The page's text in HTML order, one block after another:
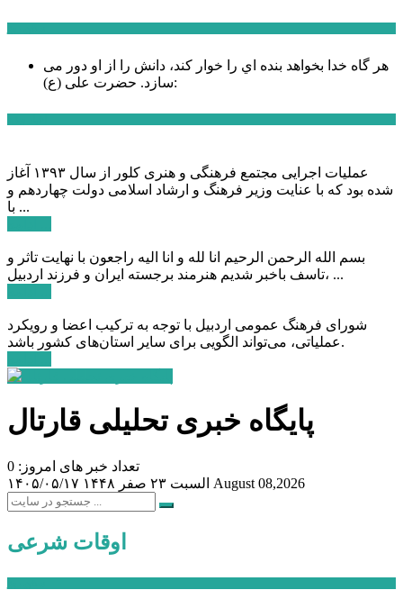
هر گاه خدا بخواهد بنده اي را خوار كند، دانش را از او دور می
سازد.حضرت علی (ع):
عملیات اجرایی مجتمع فرهنگی و هنری کلور از سال ۱۳۹۳ آغاز
شده بود که با عنایت وزیر فرهنگ و ارشاد اسلامی دولت چهاردهم و
با ...
بسم الله الرحمن الرحیم انا لله و انا الیه راجعون با نهایت تاثر و
تاسف باخبر شدیم هنرمند برجسته ایران و فرزند اردبیل، ...
شورای فرهنگ عمومی اردبیل با توجه به ترکیب اعضا و رویکرد
عملیاتی، می‌تواند الگویی برای سایر استان‌های کشور باشد.
پایگاه خبری تحلیلی قارتال
تعداد خبر های امروز: 0
۱۴۰۵/۰۵/۱۷
السبت ۲۳ صفر ۱۴۴۸ August 08,2026
اوقات شرعی